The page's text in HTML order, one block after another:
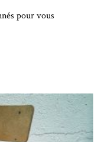
pour vous